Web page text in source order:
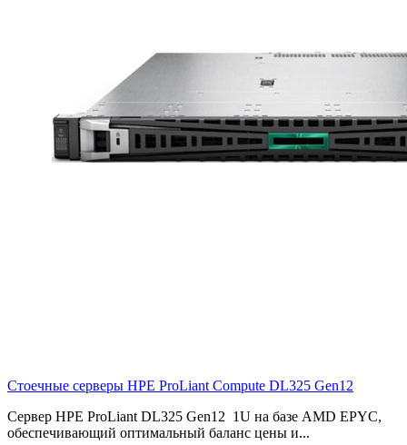
Стоечные серверы HPE ProLiant Compute DL325 Gen12
Сервер HPE ProLiant DL325 Gen12 1U на базе AMD EPYC,
обеспечивающий оптимальный баланс цены и...